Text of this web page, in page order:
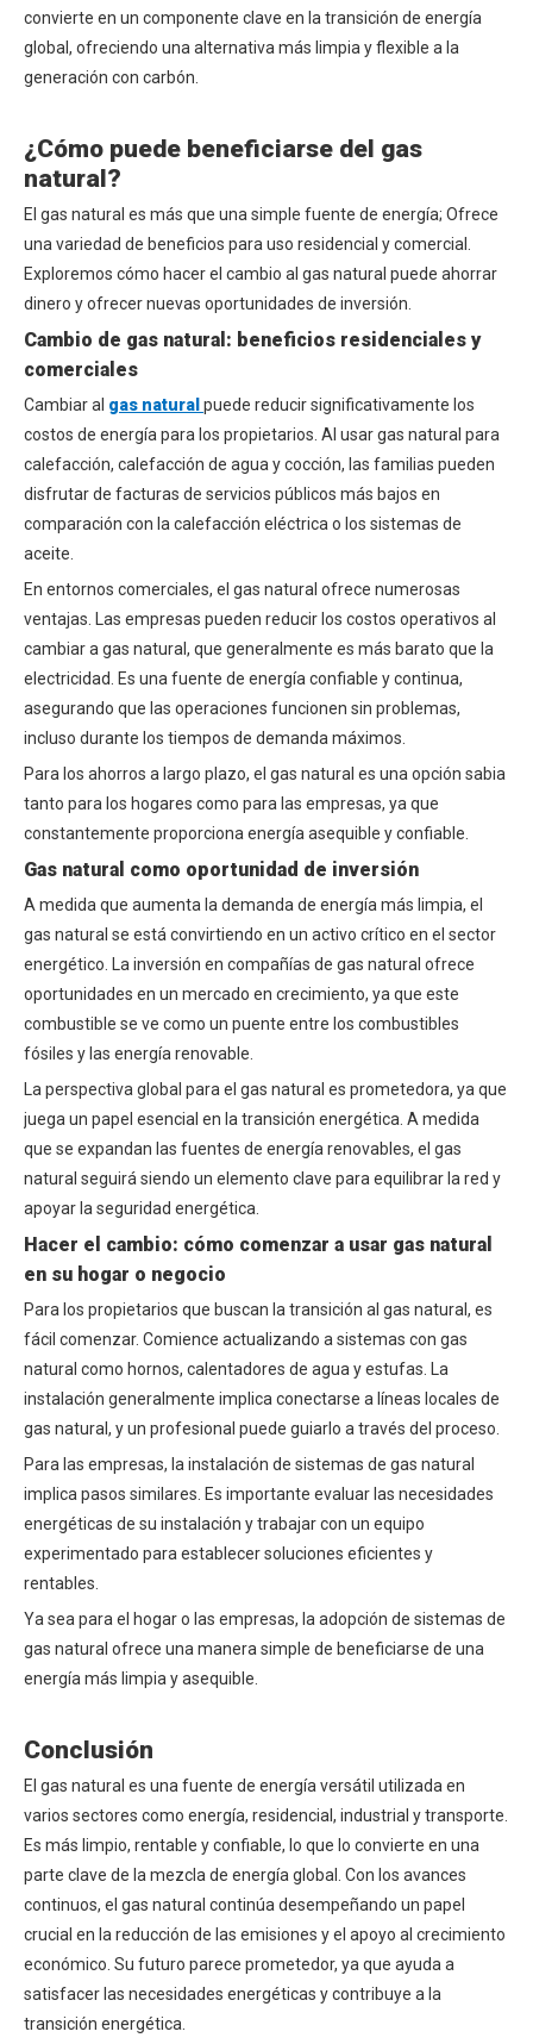
convierte en un componente clave en la transición de energía
global, ofreciendo una alternativa más limpia y flexible a la
generación con carbón.
¿Cómo puede beneficiarse del gas
natural?
El gas natural es más que una simple fuente de energía; Ofrece
una variedad de beneficios para uso residencial y comercial.
Exploremos cómo hacer el cambio al gas natural puede ahorrar
dinero y ofrecer nuevas oportunidades de inversión.
Cambio de gas natural: beneficios residenciales y
comerciales
Cambiar al gas natural puede reducir significativamente los
costos de energía para los propietarios. Al usar gas natural para
calefacción, calefacción de agua y cocción, las familias pueden
disfrutar de facturas de servicios públicos más bajos en
comparación con la calefacción eléctrica o los sistemas de
aceite.
En entornos comerciales, el gas natural ofrece numerosas
ventajas. Las empresas pueden reducir los costos operativos al
cambiar a gas natural, que generalmente es más barato que la
electricidad. Es una fuente de energía confiable y continua,
asegurando que las operaciones funcionen sin problemas,
incluso durante los tiempos de demanda máximos.
Para los ahorros a largo plazo, el gas natural es una opción sabia
tanto para los hogares como para las empresas, ya que
constantemente proporciona energía asequible y confiable.
Gas natural como oportunidad de inversión
A medida que aumenta la demanda de energía más limpia, el
gas natural se está convirtiendo en un activo crítico en el sector
energético. La inversión en compañías de gas natural ofrece
oportunidades en un mercado en crecimiento, ya que este
combustible se ve como un puente entre los combustibles
fósiles y las energía renovable.
La perspectiva global para el gas natural es prometedora, ya que
juega un papel esencial en la transición energética. A medida
que se expandan las fuentes de energía renovables, el gas
natural seguirá siendo un elemento clave para equilibrar la red y
apoyar la seguridad energética.
Hacer el cambio: cómo comenzar a usar gas natural
en su hogar o negocio
Para los propietarios que buscan la transición al gas natural, es
fácil comenzar. Comience actualizando a sistemas con gas
natural como hornos, calentadores de agua y estufas. La
instalación generalmente implica conectarse a líneas locales de
gas natural, y un profesional puede guiarlo a través del proceso.
Para las empresas, la instalación de sistemas de gas natural
implica pasos similares. Es importante evaluar las necesidades
energéticas de su instalación y trabajar con un equipo
experimentado para establecer soluciones eficientes y
rentables.
Ya sea para el hogar o las empresas, la adopción de sistemas de
gas natural ofrece una manera simple de beneficiarse de una
energía más limpia y asequible.
Conclusión
El gas natural es una fuente de energía versátil utilizada en
varios sectores como energía, residencial, industrial y transporte.
Es más limpio, rentable y confiable, lo que lo convierte en una
parte clave de la mezcla de energía global. Con los avances
continuos, el gas natural continúa desempeñando un papel
crucial en la reducción de las emisiones y el apoyo al crecimiento
económico. Su futuro parece prometedor, ya que ayuda a
satisfacer las necesidades energéticas y contribuye a la
transición energética.